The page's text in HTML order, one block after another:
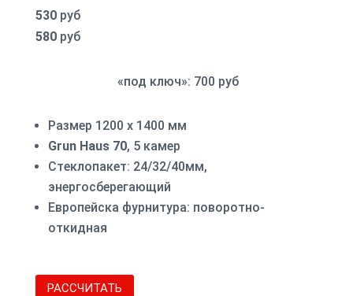
530руб
580руб
«под ключ»: 700 руб
Размер 1200 х 1400 мм
Grun Haus 70, 5 камер
Стеклопакет: 24/32/40мм,
энергосберегающий
Европейска фурнитура: поворотно-
откидная
РАССЧИТАТЬ